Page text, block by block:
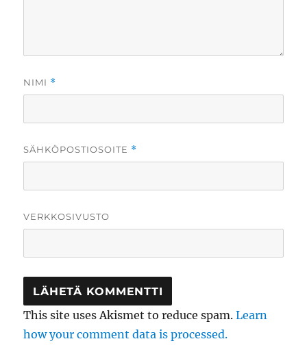
NIMI *
SÄHKÖPOSTIOSOITE *
VERKKOSIVUSTO
This site uses Akismet to reduce spam.Learn
how your comment data is processed.